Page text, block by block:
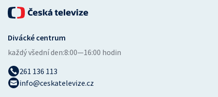
Divácké centrum
každý všední den:8:00—16:00 hodin
261 136 113
info@ceskatelevize.cz